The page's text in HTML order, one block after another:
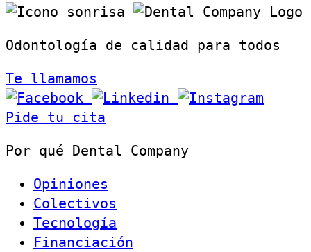
Odontología de calidad para todos
Te llamamos
Pide tu cita
Por qué Dental Company
Opiniones
Colectivos
Tecnología
Financiación